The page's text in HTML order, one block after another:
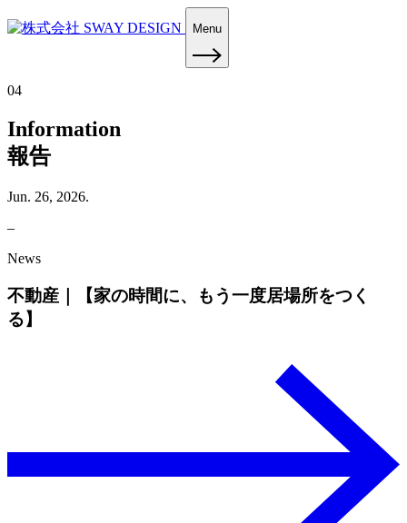
Menu
04
Information
報告
Jun. 26, 2026.
–
News
不動産｜【家の時間に、もう一度居場所をつく
る】